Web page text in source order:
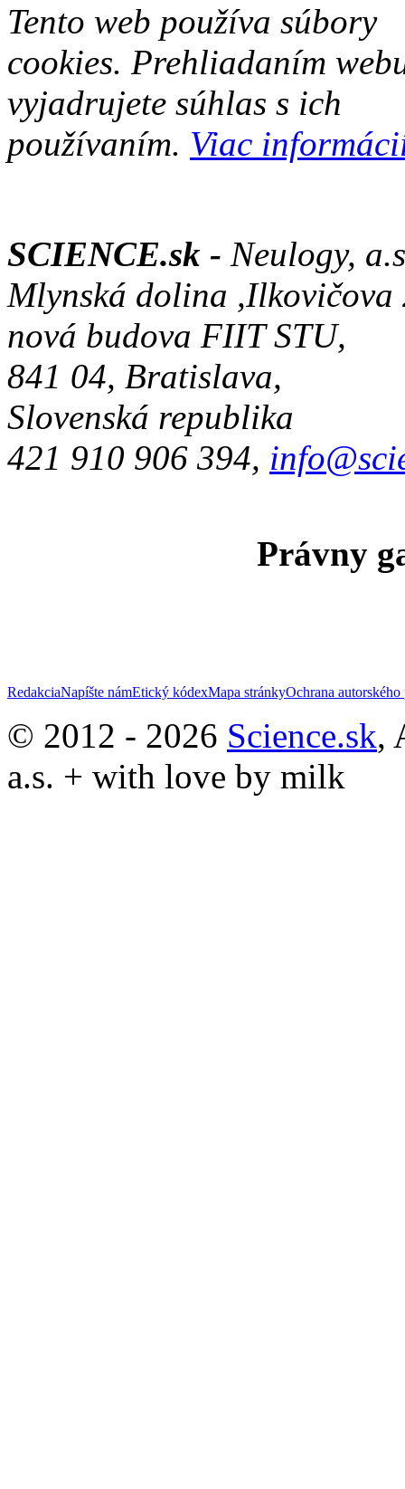
Tento web používa súbory
cookies. Prehliadaním
vyjadrujete súhlas s ich
používaním. Viac
SCIENCE.sk - Neulogy,
Mlynská dolina ,Ilkovičova
nová budova FIIT STU,
841 04, Bratislava,
Slovenská republika
421 910 906 394,
Právny
RedakciaNapíšte námEtický kódexMapa stránkyOchrana autorského
© 2012 - 2026 Science.sk,
a.s. + with love by milk